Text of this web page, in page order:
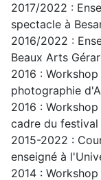
2017/2022 :
spectacle à
2016/2022 :
Beaux Arts
2016 :
photographie
2016 :
cadre du festival
2015-2022 :
enseigné à
2014 :